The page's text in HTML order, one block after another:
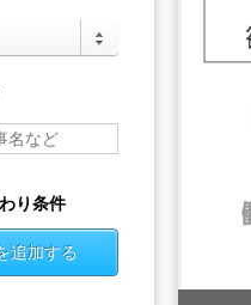
り条件
追加する